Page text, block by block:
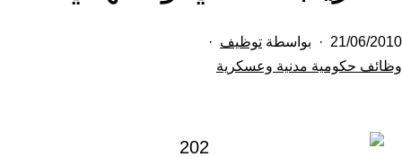
تم
النشر
21/06/2010 بواسطة توظيف
مصنف
وظائف حكومية مدنية وعسكرية